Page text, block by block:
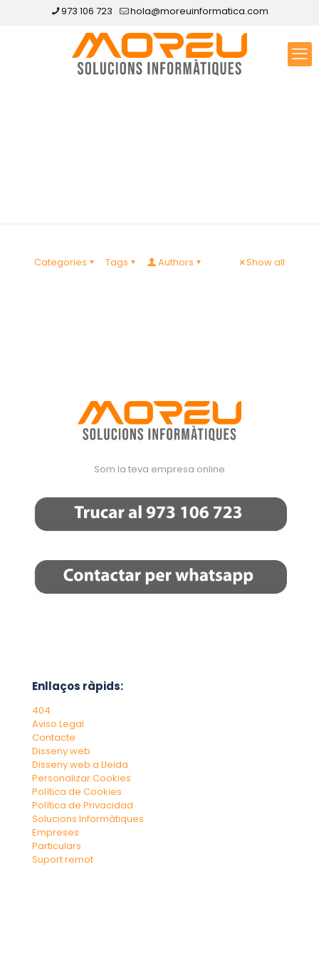
973 106 723 hola@moreuinformatica.com
Categories Tags Authors Show all
Som la teva empresa online
Enllaços ràpids:
404
Aviso Legal
Contacte
Disseny web
Disseny web a Lleida
Personalizar Cookies
Política de Cookies
Política de Privacidad
Solucions Informàtiques
Empreses
Particulars
Suport remot